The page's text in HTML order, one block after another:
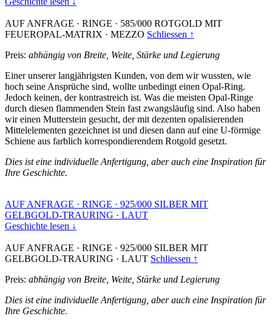
AUF ANFRAGE · RINGE · 585/000 ROTGOLD MIT
FEUEROPAL-MATRIX · MEZZO Schliessen ↑
Preis: abhängig von Breite, Weite, Stärke und Legierung
Einer unserer langjährigsten Kunden, von dem wir wussten, wie
hoch seine Ansprüche sind, wollte unbedingt einen Opal-Ring.
Jedoch keinen, der kontrastreich ist. Was die meisten Opal-Ringe
durch diesen flammenden Stein fast zwangsläufig sind. Also haben
wir einen Mutterstein gesucht, der mit dezenten opalisierenden
Mittelelementen gezeichnet ist und diesen dann auf eine U-förmige
Schiene aus farblich korrespondierendem Rotgold gesetzt.
Dies ist eine individuelle Anfertigung, aber auch eine Inspiration für
Ihre Geschichte.
AUF ANFRAGE · RINGE · 925/000 SILBER MIT
GELBGOLD-TRAURING · LAUT
Geschichte lesen ↓
AUF ANFRAGE · RINGE · 925/000 SILBER MIT
GELBGOLD-TRAURING · LAUT Schliessen ↑
Preis: abhängig von Breite, Weite, Stärke und Legierung
Dies ist eine individuelle Anfertigung, aber auch eine Inspiration für
Ihre Geschichte.